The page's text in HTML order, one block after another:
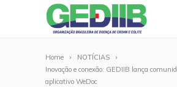
Home
NOTÍCIAS
Inovação e conexão: GEDIIB lança
aplicativo WeDoc